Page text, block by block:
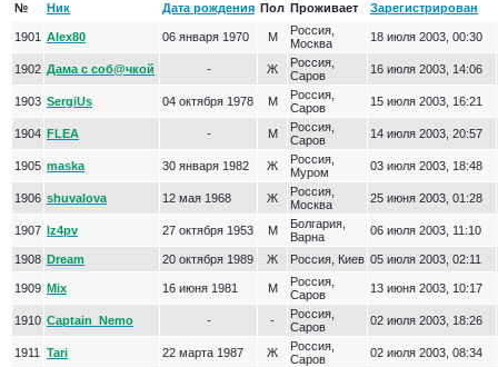
№
Ник Дата рождения Пол Проживает Зарегистрирован
1901 Alex80 06 января 1970 М
Россия,
Москва
18 июля 2003, 00:30
1902 Дама с соб@чкой - Ж
Россия,
Саров
16 июля 2003, 14:06
1903 SergiUs 04 октября 1978 М
Россия,
Саров
15 июля 2003, 16:21
1904 FLEA - М
Россия,
Саров
14 июля 2003, 20:57
1905 maska 30 января 1982 Ж
Россия,
Муром
03 июля 2003, 18:48
1906 shuvalova 12 мая 1968 Ж
Россия,
Москва
25 июня 2003, 01:28
1907 lz4pv 27 октября 1953 М
Болгария,
Варна
06 июля 2003, 11:10
1908 Dream 20 октября 1989 Ж Россия, Киев 05 июля 2003, 02:11
1909 Mix 16 июня 1981 М
Россия,
Саров
13 июня 2003, 10:17
1910 Captain_Nemo - -
Россия,
Саров
02 июля 2003, 18:26
1911 Tari 22 марта 1987 Ж
Россия,
Саров
02 июля 2003, 08:34